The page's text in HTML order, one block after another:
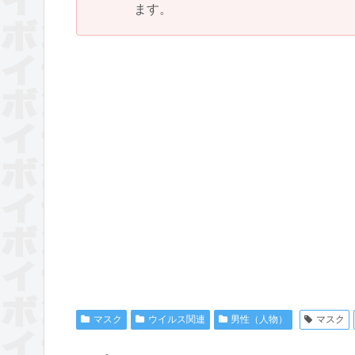
ます。
マスク ウイルス関連 男性（人物） マスク